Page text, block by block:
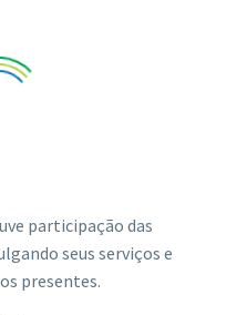
participação das
seus serviços e
presentes.